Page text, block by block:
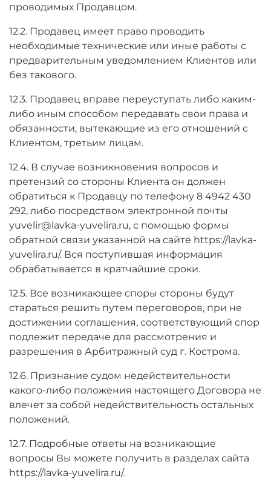
проводимых Продавцом.
12.2. Продавец имеет право проводить
необходимые технические или иные работы с
предварительным уведомлением Клиентов или
без такового.
12.3. Продавец вправе переуступать либо каким-
либо иным способом передавать свои права и
обязанности, вытекающие из его отношений с
Клиентом, третьим лицам.
12.4. В случае возникновения вопросов и
претензий со стороны Клиента он должен
обратиться к Продавцу по телефону 8 4942 430
292, либо посредством электронной почты
yuvelir@lavka-yuvelira.ru, с помощью формы
обратной связи указанной на сайте https://lavka-
yuvelira.ru/. Вся поступившая информация
обрабатывается в кратчайшие сроки.
12.5. Все возникающее споры стороны будут
стараться решить путем переговоров, при не
достижении соглашения, соответствующий спор
подлежит передаче для рассмотрения и
разрешения в Арбитражный суд г. Кострома.
12.6. Признание судом недействительности
какого-либо положения настоящего Договора не
влечет за собой недействительность остальных
положений.
12.7. Подробные ответы на возникающие
вопросы Вы можете получить в разделах сайта
https://lavka-yuvelira.ru/.